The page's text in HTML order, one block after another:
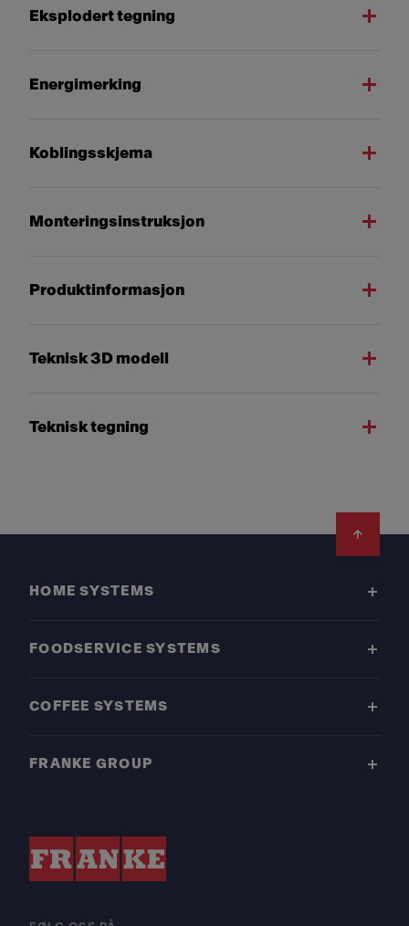
Eksplodert tegning
Energimerking
Koblingsskjema
Monteringsinstruksjon
Produktinformasjon
Teknisk 3D modell
Teknisk tegning
HOME SYSTEMS
FOODSERVICE SYSTEMS
COFFEE SYSTEMS
FRANKE GROUP